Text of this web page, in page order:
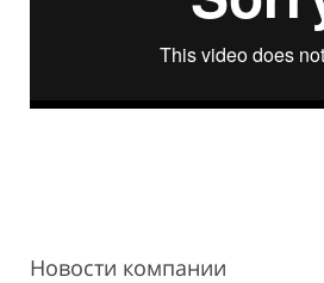
Новости компании